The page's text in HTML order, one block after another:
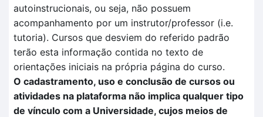
autoinstrucionais, ou seja, não possuem
acompanhamento por um instrutor/professor (i.e.
tutoria). Cursos que desviem do referido padrão
terão esta informação contida no texto de
orientações iniciais na própria página do curso.
O cadastramento, uso e conclusão de cursos ou
atividades na plataforma não implica qualquer tipo
de vínculo com a Universidade, cujos meios de